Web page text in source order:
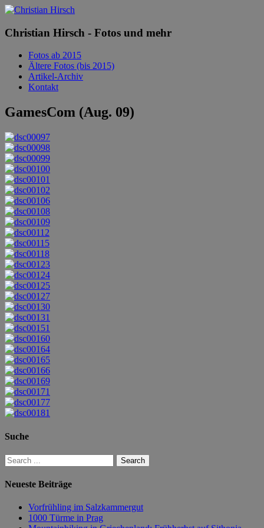
Christian Hirsch - Fotos und mehr
Fotos ab 2015
Ältere Fotos (bis 2015)
Artikel-Archiv
Kontakt
GamesCom (Aug. 09)
Suche
Neueste Beiträge
Vorfrühling im Salzkammergut
1000 Türme in Prag